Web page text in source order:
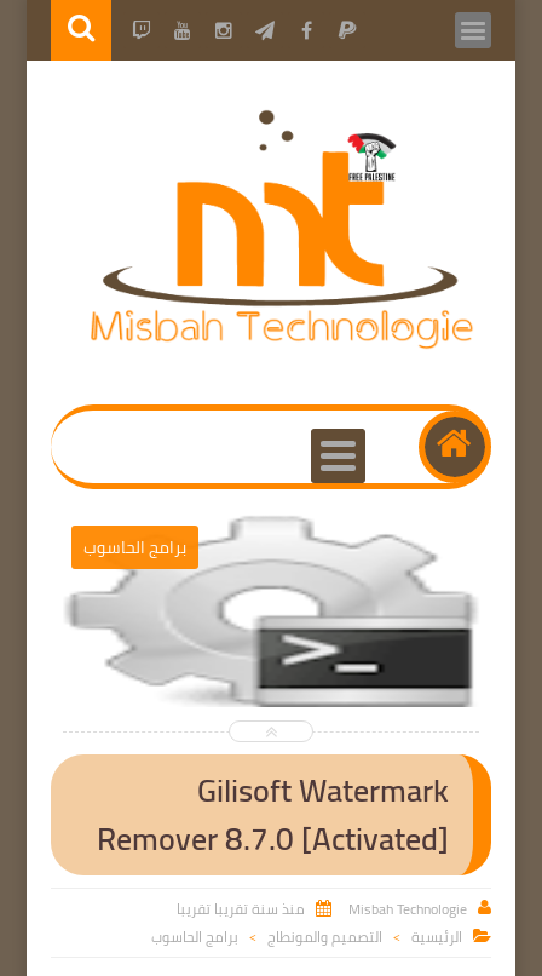
برامج الحاسوب
Gilisoft Watermark
Remover 8.7.0 [Activated]

Misbah Technologie
 منذ سنة تقريبا تقريبا
 الرئيسية > التصميم والمونطاج > برامج الحاسوب